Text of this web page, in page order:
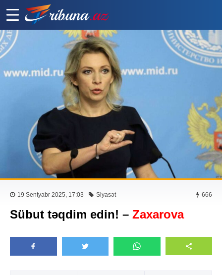
19 Sentyabr 2025, 17:03 Siyasət 666
Sübut təqdim edin! – Zaxarova